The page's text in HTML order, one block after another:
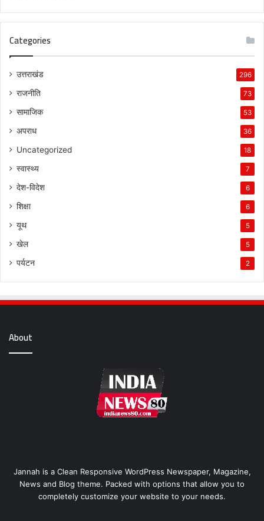
म
Categories
उत्तराखंड 296
राजनीति 73
सामाजिक 53
अपराध 36
Uncategorized 18
स्वास्थ्य 7
देश-विदेश 6
शिक्षा 6
यूथ 5
खेल 5
पर्यटन 2
About
Jannah is a Clean Responsive WordPress Newspaper, Magazine,
News and Blog theme. Packed with options that allow you to
completely customize your website to your needs.